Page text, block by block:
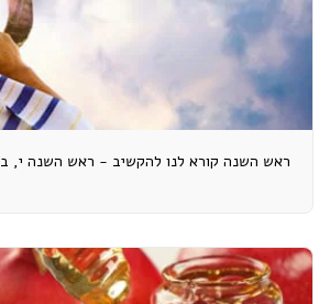
ראש השנה קורא לנו להקשיב - ראש השנה י, ב